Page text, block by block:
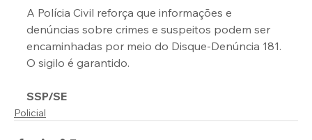
A Polícia Civil reforça que informações e
denúncias sobre crimes e suspeitos podem ser
encaminhadas por meio do Disque-Denúncia 181.
O sigilo é garantido.
SSP/SE
Policial